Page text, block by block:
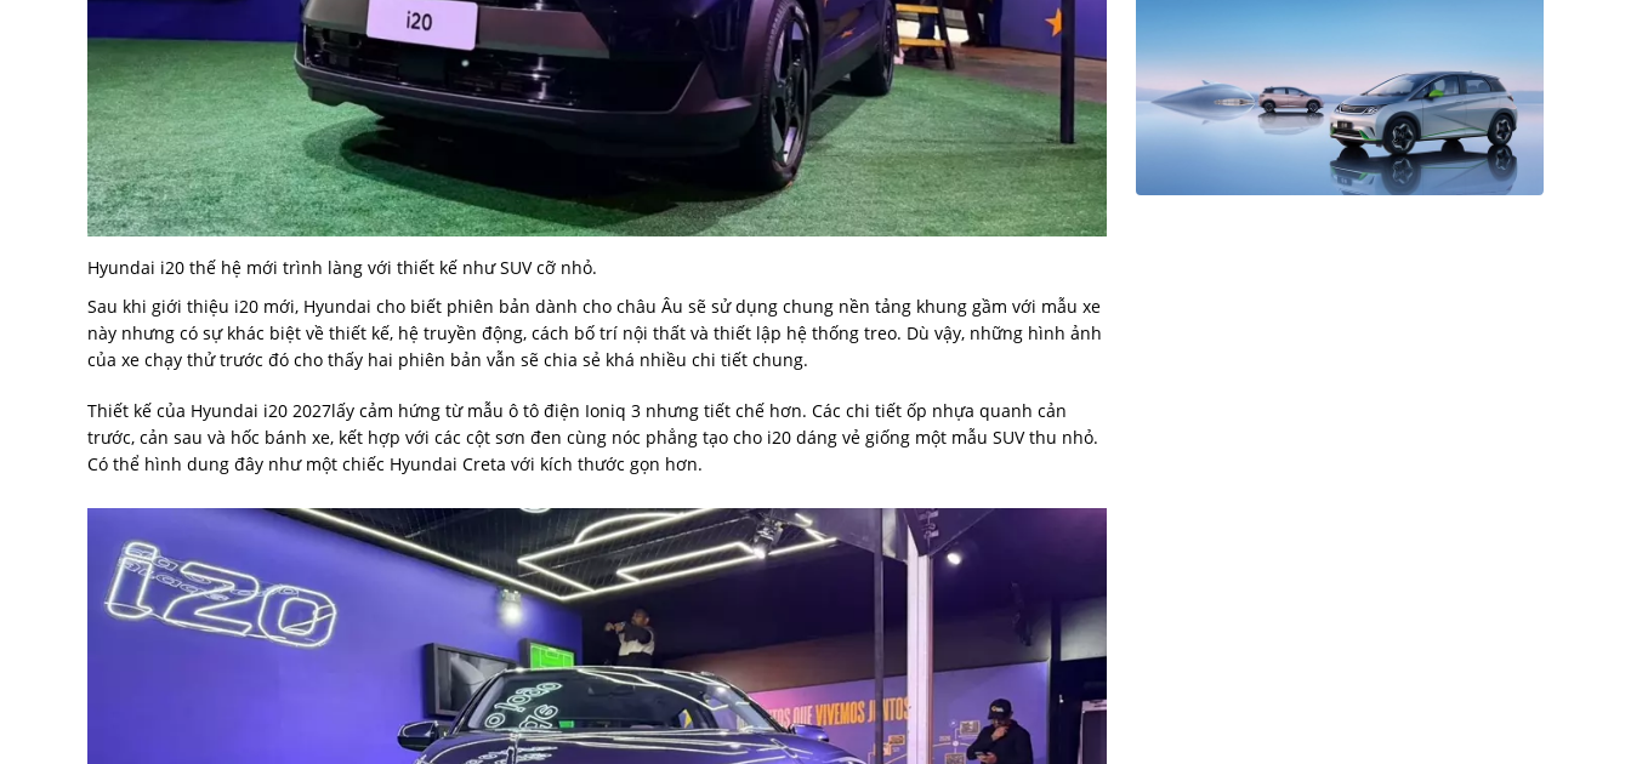
Hyundai i20 thế hệ mới trình làng với thiết kế như SUV cỡ nhỏ.
Sau khi giới thiệu i20 mới, Hyundai cho biết phiên bản dành cho châu Âu sẽ sử dụng chung nền tảng khung gầm với mẫu xe
này nhưng có sự khác biệt về thiết kế, hệ truyền động, cách bố trí nội thất và thiết lập hệ thống treo. Dù vậy, những hình ảnh
của xe chạy thử trước đó cho thấy hai phiên bản vẫn sẽ chia sẻ khá nhiều chi tiết chung.
Thiết kế của Hyundai i20 2027lấy cảm hứng từ mẫu ô tô điện Ioniq 3 nhưng tiết chế hơn. Các chi tiết ốp nhựa quanh cản
trước, cản sau và hốc bánh xe, kết hợp với các cột sơn đen cùng nóc phẳng tạo cho i20 dáng vẻ giống một mẫu SUV thu nhỏ.
Có thể hình dung đây như một chiếc Hyundai Creta với kích thước gọn hơn.